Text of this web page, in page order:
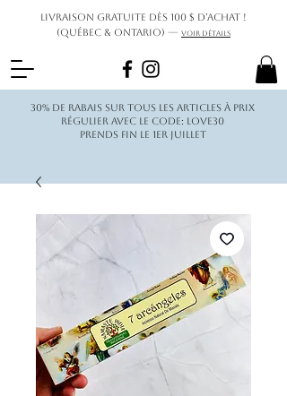
Livraison gratuite dès 100 $ d’achat !
(Québec & Ontario) — Voir détails
30% de rabais sur tous les articles à prix
régulier avec le code: love30
Prends fin le 1er juillet